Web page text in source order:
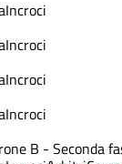
Incroci
Incroci
Incroci
Incroci
B - Seconda